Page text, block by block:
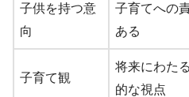
子供を持つ意
向
子育てへの
ある
子育て観
将来にわた
的な視点